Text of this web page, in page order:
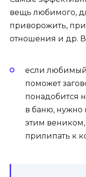
вещь любимого,
приворожить,
отношения и др.
если любимый
поможет
понадобится
в баню, нужно
этим веником,
прилипать к